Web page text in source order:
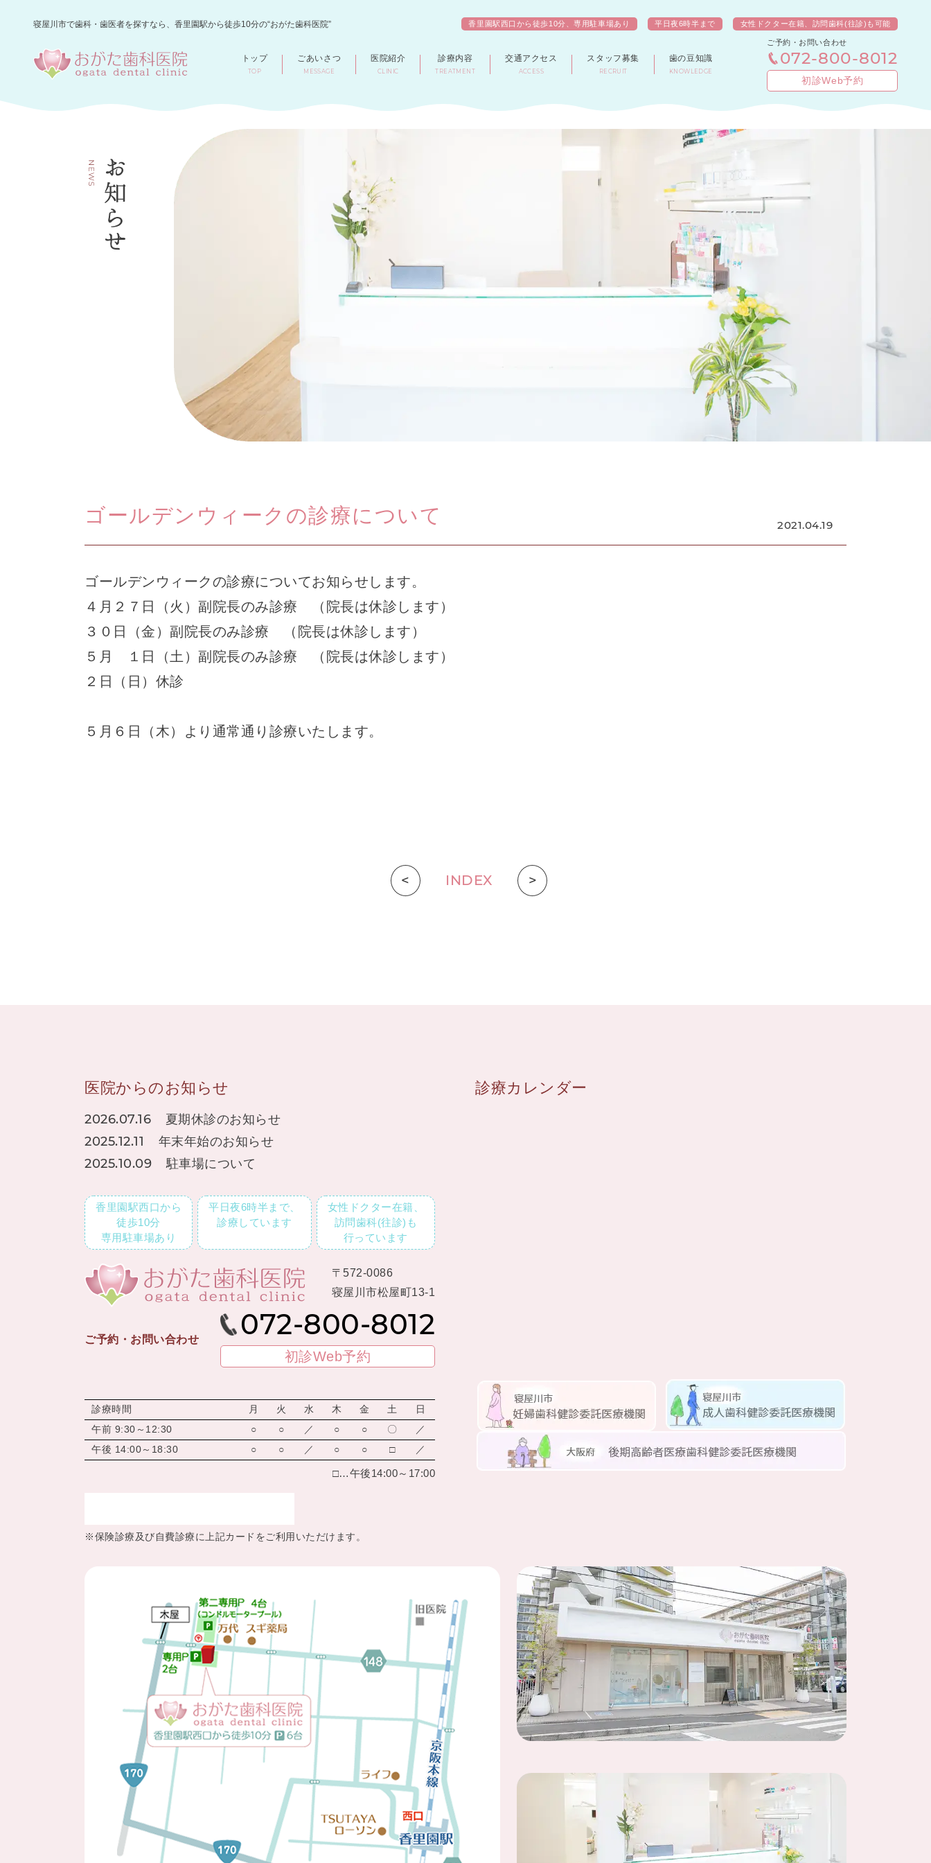
寝屋川市で歯科・歯医者を探すなら、香里園駅から徒歩10分の“おがた歯科医院” 香里園駅西口から徒歩10分、専用駐車場あり 平日夜6時半まで 女性ドクター在籍、訪問歯科(往診)も可能
トップ
TOP
ごあいさつ
MESSAGE
医院紹介
CLINIC
診療内容
TREATMENT
交通アクセス
ACCESS
スタッフ募集
RECRUIT
歯の豆知識
KNOWLEDGE
ご予約・お問い合わせ
072-800-8012
初診Web予約
ゴールデンウィークの診療について 2021.04.19
ゴールデンウィークの診療についてお知らせします。
４月２７日（火）副院長のみ診療 （院長は休診します）
３０日（金）副院長のみ診療 （院長は休診します）
５月 １日（土）副院長のみ診療 （院長は休診します）
２日（日）休診
５月６日（木）より通常通り診療いたします。
< INDEX >
医院からのお知らせ
2026.07.16 夏期休診のお知らせ
2025.12.11 年末年始のお知らせ
2025.10.09 駐車場について
香里園駅西口から
徒歩10分
専用駐車場あり
平日夜6時半まで、
診療しています
女性ドクター在籍、
訪問歯科(往診)も
行っています
〒572-0086
寝屋川市松屋町13-1
ご予約・お問い合わせ 072-800-8012
初診Web予約
診療時間 月 火 水 木 金 土
日
午前 9:30～12:30
○ ○ ／ ○ ○ 〇
／
午後 14:00～18:30
○ ○ ／ ○ ○ □ ／
□…午後14:00～17:00
※保険診療及び自費診療に上記カードをご利用いただけます。
診療カレンダー